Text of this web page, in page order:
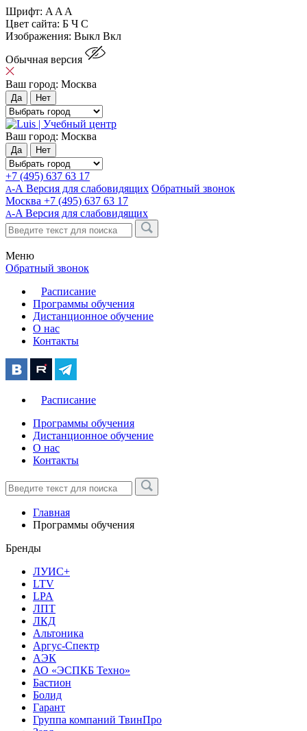
Шрифт: A A A
Цвет сайта: Б Ч С
Изображения: Выкл Вкл
Обычная версия
Ваш город: Москва
Да Нет
Ваш город: Москва
Да Нет
+7 (495) 637 63 17
А-А Версия для слабовидящих Обратный звонок
Москва +7 (495) 637 63 17
A-A Версия для слабовидящих
Меню
Обратный звонок
Расписание
Программы обучения
Дистанционное обучение
О нас
Контакты
Расписание
Программы обучения
Дистанционное обучение
О нас
Контакты
Главная
Программы обучения
Бренды
ЛУИС+
LTV
LPA
ЛПТ
ЛКД
Альтоника
Аргус-Спектр
АЭК
АО «ЭСПКБ Техно»
Бастион
Болид
Гарант
Группа компаний ТвинПро